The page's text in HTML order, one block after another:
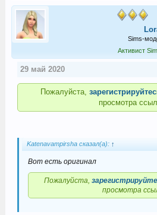
Sims-
Активист
29 май 2020
Пожалуйста,
просмотра
Katenavampirsha сказал(а): ↑
Вот есть оригинал
Пожалуйста,
просмотра